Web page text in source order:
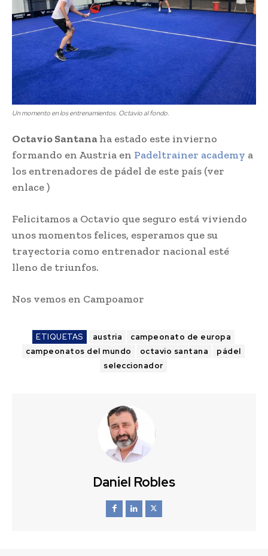
Un momento en los entrenamientos. Octavio al fondo.
Octavio Santanaha estado este invierno
formando en Austria en Padeltrainer academy a
los entrenadores de pádel de este país (ver
enlace )
Felicitamos a Octavio que seguro está viviendo
unos momentos felices, esperamos que su
trayectoria como entrenador nacional esté
lleno de triunfos.
Nos vemos en Campoamor
ETIQUETAS austria
campeonato de europa
campeonatos del mundo
octavio santana
pádel
seleccionador
Daniel Robles